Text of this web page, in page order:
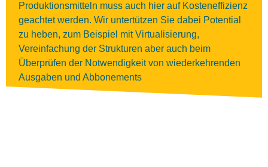
Produktionsmitteln muss auch hier auf Kosteneffizienz
geachtet werden. Wir untertützen Sie dabei Potential
zu heben, zum Beispiel mit Virtualisierung,
Vereinfachung der Strukturen aber auch beim
Überprüfen der Notwendigkeit von wiederkehrenden
Ausgaben und Abbonements